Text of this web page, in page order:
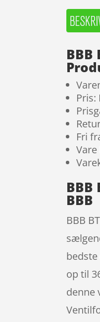
BBB
Pris:
Fri
Vare
BBB
BBB
BBB
op til
denne